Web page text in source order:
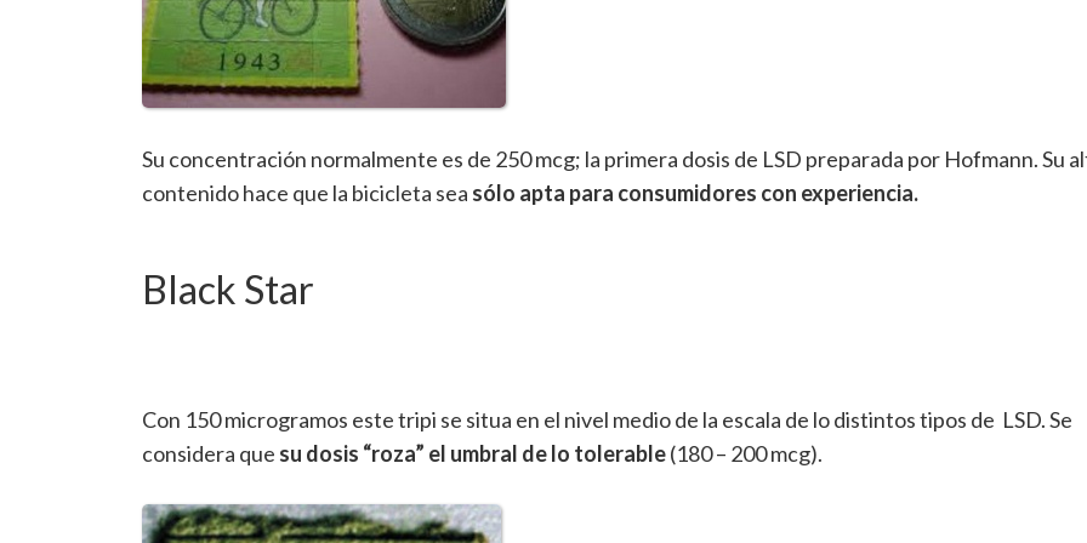
Su concentración normalmente es de 250 mcg; la primera dosis de LSD preparada por Hofmann. Su
contenido hace que la bicicleta sea sólo apta para consumidores con experiencia.
Black Star
Con 150 microgramos este tripi se situa en el nivel medio de la escala de lo distintos tipos de LSD. Se
considera que su dosis “roza” el umbral de lo tolerable(180 – 200 mcg).